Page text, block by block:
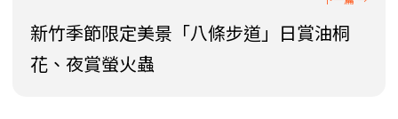
新竹季節限定美景「八條步道」日賞油桐
花、夜賞螢火蟲